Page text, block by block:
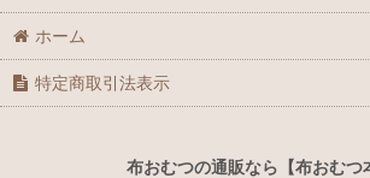
ホーム
特定商取引法表示
布おむつの通販なら【布おむつ